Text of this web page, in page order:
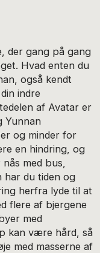
der gang på gang
Hvad enten du
også kendt
indre
af Avatar er
Yunnan
og minder for
en hindring, og
med bus,
du tiden og
herfra lyde til at
flere af bjergene
med
kan være hård, så
med masserne af